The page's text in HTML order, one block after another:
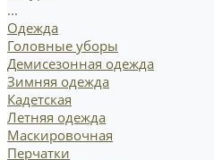
...
Одежда
Головные уборы
Демисезонная одежда
Зимняя одежда
Кадетская
Летняя одежда
Маскировочная
Перчатки